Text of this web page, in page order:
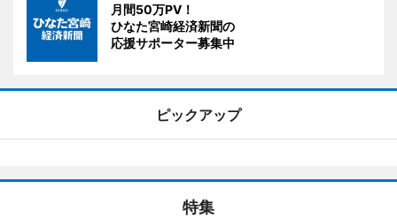
月間50万PV！
ひなた宮崎経済新聞の
応援サポーター募集中
ピックアップ
特集